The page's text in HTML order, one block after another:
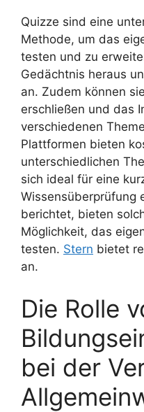
Quizze sind eine
Methode, um das
testen und zu
Gedächtnis heraus
an. Zudem können
erschließen und das
verschiedenen
Plattformen bieten
unterschiedlichen
sich ideal für eine
Wissensüberprüfung
berichtet, bieten
Möglichkeit, das
testen. Stern bietet
an.
Die Rolle
bei der